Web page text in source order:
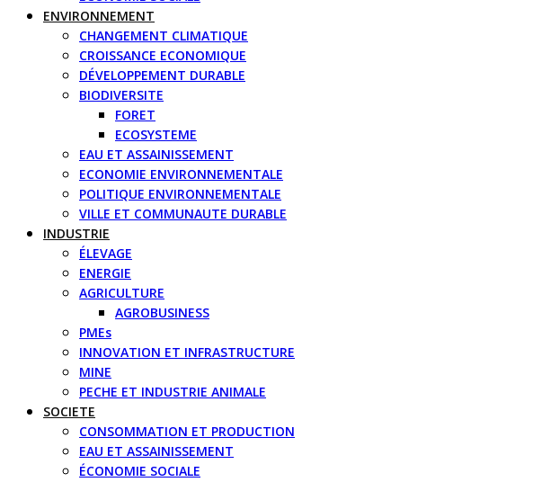
ENVIRONNEMENT
CHANGEMENT CLIMATIQUE
CROISSANCE ECONOMIQUE
DÉVELOPPEMENT DURABLE
BIODIVERSITE
FORET
ECOSYSTEME
EAU ET ASSAINISSEMENT
ECONOMIE ENVIRONNEMENTALE
POLITIQUE ENVIRONNEMENTALE
VILLE ET COMMUNAUTE DURABLE
INDUSTRIE
ÉLEVAGE
ENERGIE
AGRICULTURE
AGROBUSINESS
PMEs
INNOVATION ET INFRASTRUCTURE
MINE
PECHE ET INDUSTRIE ANIMALE
SOCIETE
CONSOMMATION ET PRODUCTION
EAU ET ASSAINISSEMENT
ÉCONOMIE SOCIALE